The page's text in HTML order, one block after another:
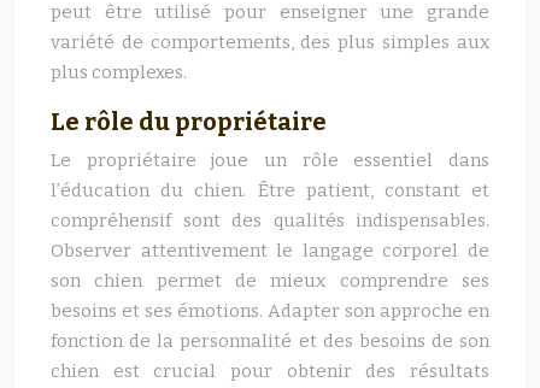
peut être utilisé pour enseigner une grande
variété de comportements, des plus simples aux
plus complexes.
Le rôle du propriétaire
Le propriétaire joue un rôle essentiel dans
l’éducation du chien. Être patient, constant et
compréhensif sont des qualités indispensables.
Observer attentivement le langage corporel de
son chien permet de mieux comprendre ses
besoins et ses émotions. Adapter son approche en
fonction de la personnalité et des besoins de son
chien est crucial pour obtenir des résultats